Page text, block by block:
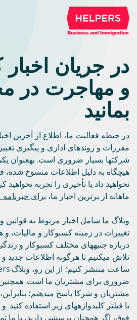
در جریان اخبار
و مهاجرت در
بمانید
در حیطه فعالیت ما، اطلاع از آخرین
مقررات و روندهای اداری و پیگیری
هیچگاه به دلیل اطلاعات منسوخ
نخواهید داد یا تأخیری را تجربه
ماهانه از برترین اخبار ما، برای خبرنامه
وبلاگ ما شامل اخبار مربوط به قوانین
تغییرات در زمینه کسبوکار و مالیات،
درباره جنبههای مختلف کسبوکار و
تلاش میکنیم تا هرگونه اطلاعات
ضروری برای مشتریان ما است.
مشتریان و شرکا پاسخ میدهیم؛
یا فیلتر کلیدواژههای زیر استفاده
فوق، اگر همچنان پرسشی دارید، با ما